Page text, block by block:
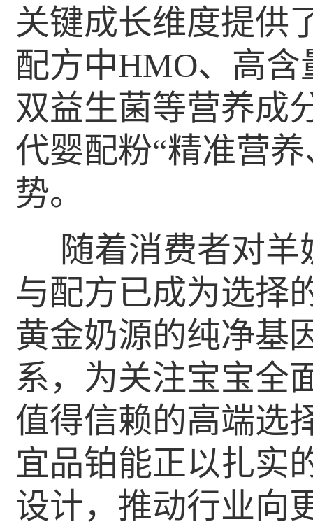
关键成长维度提供
配方中HMO、高含
双益生菌等营养成
代婴配粉“精准营
势。
随着消费者对
与配方已成为选择
黄金奶源的纯净基
系，为关注宝宝全
值得信赖的高端选
宜品铂能正以扎实
设计，推动行业向